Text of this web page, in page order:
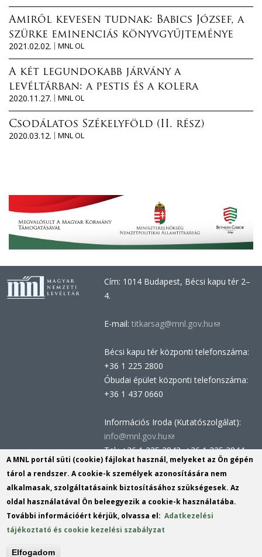
Amiről kevesen tudnak: Babics József, a
szürke eminenciás könyvgyűjteménye
2021.02.02.
MNL OL
A két legundokabb járvány a
levéltárban: a pestis és a kolera
2020.11.27.
MNL OL
Csodálatos Székelyföld (II. rész)
2020.03.12.
MNL OL
Cím: 1014 Budapest, Bécsi kapu tér 2–
4.
E-mail: titkarsag@mnl.gov.hu(link
e-
Bécsi kapu tér központi telefonszáma:
+36 1 225 2800
Óbudai épület központi telefonszáma:
+36 1 437 0660
Információs Iroda (Kutatószolgálat):
info@mnl.gov.hu(link
sends
e-
mail)
Tel.: +36 1 225 2843, +36 1 225 2844
Postacím: 1014 Budapest, Bécsi kapu
tér 2-4.
Felnőttképzési nyilvántartási szám:
B/2020/002162
Engedélyszám: E/2020/000419
A MNL portál süti (cookie) fájlokat használ, melyeket az Ön gépén
tárol a rendszer. A cookie-k személyek azonosítására nem
alkalmasak, szolgáltatásaink biztosításához szükségesek. Az
oldal használatával Ön beleegyezik a cookie-k használatába.
További információért kérjük, olvassa el:Adatkezelési
tájékoztató és cookie kezelési szabályzat
Elfogadom